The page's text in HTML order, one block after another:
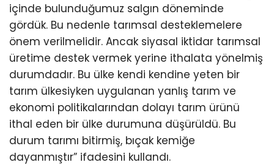
içinde bulunduğumuz salgın döneminde
gördük. Bu nedenle tarımsal desteklemelere
önem verilmelidir. Ancak siyasal iktidar tarımsal
üretime destek vermek yerine ithalata yönelmiş
durumdadır. Bu ülke kendi kendine yeten bir
tarım ülkesiyken uygulanan yanlış tarım ve
ekonomi politikalarından dolayı tarım ürünü
ithal eden bir ülke durumuna düşürüldü. Bu
durum tarımı bitirmiş, bıçak kemiğe
dayanmıştır” ifadesini kullandı.